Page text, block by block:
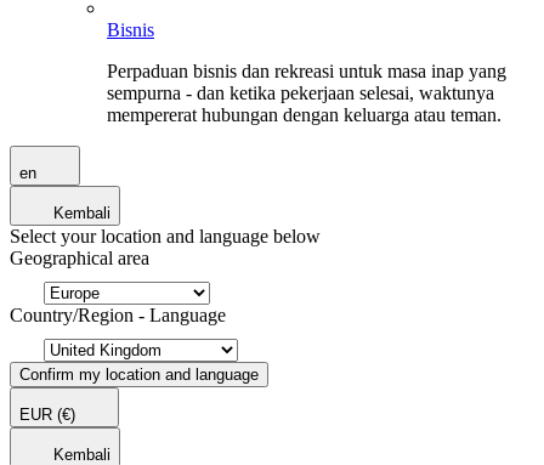
Bisnis
Perpaduan bisnis dan rekreasi untuk masa inap yang
sempurna - dan ketika pekerjaan selesai, waktunya
mempererat hubungan dengan keluarga atau teman.
en
Kembali
Select your location and language below
Geographical area
Country/Region - Language
Confirm my location and language
EUR (€)
Kembali